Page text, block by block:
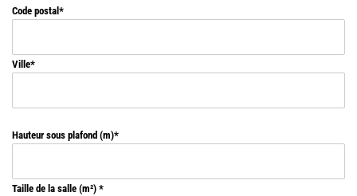
Code postal
Ville
Hauteur sous plafond (m)
(+
Taille de la salle (m²)